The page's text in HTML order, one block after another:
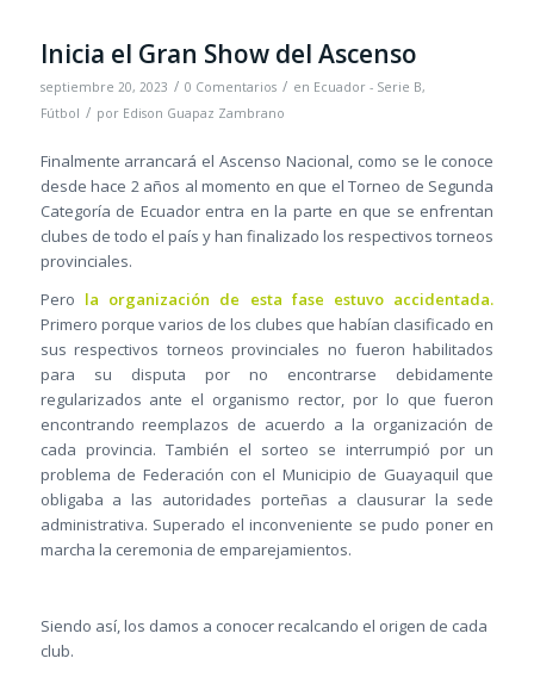
Inicia el Gran Show del Ascenso
septiembre 20, 2023 / 0 Comentarios / en Ecuador - Serie B,
Fútbol / por Edison Guapaz Zambrano
Finalmente arrancará el Ascenso Nacional, como se le conoce
desde hace 2 años al momento en que el Torneo de Segunda
Categoría de Ecuador entra en la parte en que se enfrentan
clubes de todo el país y han finalizado los respectivos torneos
provinciales.
Pero la organización de esta fase estuvo accidentada.
Primero porque varios de los clubes que habían clasificado en
sus respectivos torneos provinciales no fueron habilitados
para su disputa por no encontrarse debidamente
regularizados ante el organismo rector, por lo que fueron
encontrando reemplazos de acuerdo a la organización de
cada provincia. También el sorteo se interrumpió por un
problema de Federación con el Municipio de Guayaquil que
obligaba a las autoridades porteñas a clausurar la sede
administrativa. Superado el inconveniente se pudo poner en
marcha la ceremonia de emparejamientos.
Siendo así, los damos a conocer recalcando el origen de cada
club.